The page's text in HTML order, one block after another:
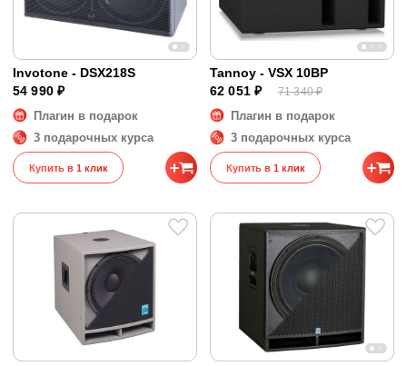
Invotone - DSX218S
54 990 ₽
Плагин в подарок
3 подарочных курса
Купить в 1 клик
Tannoy - VSX 10BP
62 051 ₽
71 340 ₽
Плагин в подарок
3 подарочных курса
Купить в 1 клик